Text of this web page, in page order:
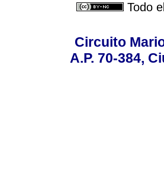
Todo
Circuito
A.P. 70-384,